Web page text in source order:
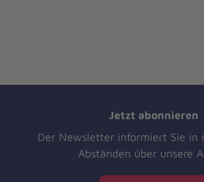
Jetzt abonnieren
Der Newsletter informiert Sie in
Abständen über unsere